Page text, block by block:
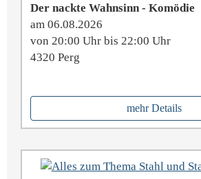
Der nackte Wahnsinn - Komödie
am 06.08.2026
von 20:00 Uhr bis 22:00 Uhr
4320 Perg
mehr Details